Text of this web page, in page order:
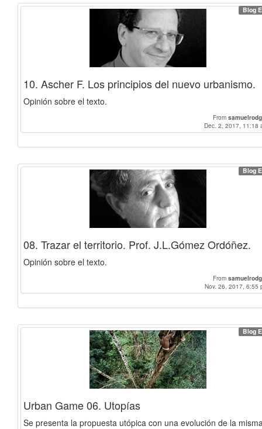
Blog
10. Ascher F. Los principios del nuevo urbanismo.
Opinión sobre el texto.
From
Dec. 2, 2017, 11:18
Blog
08. Trazar el territorio. Prof. J.L.Gómez Ordóñez.
Opinión sobre el texto.
From
Nov. 26, 2017, 6:55
Blog
Urban Game 06. Utopías
Se presenta la propuesta utópica con una evolución de la